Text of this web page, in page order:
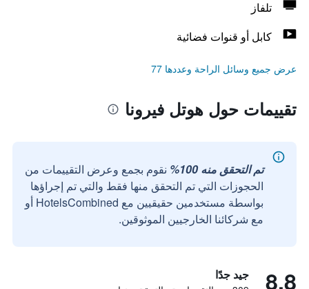
تلفاز
كابل أو قنوات فضائية
عرض جميع وسائل الراحة وعددها 77
تقييمات حول هوتل فيرونا
تم التحقق منه 100%
نقوم بجمع وعرض التقييمات من
الحجوزات التي تم التحقق منها فقط والتي تم إجراؤها
بواسطة مستخدمين حقيقيين مع HotelsCombined أو
مع شركائنا الخارجيين الموثوقين.
8.8 جيد جدًا